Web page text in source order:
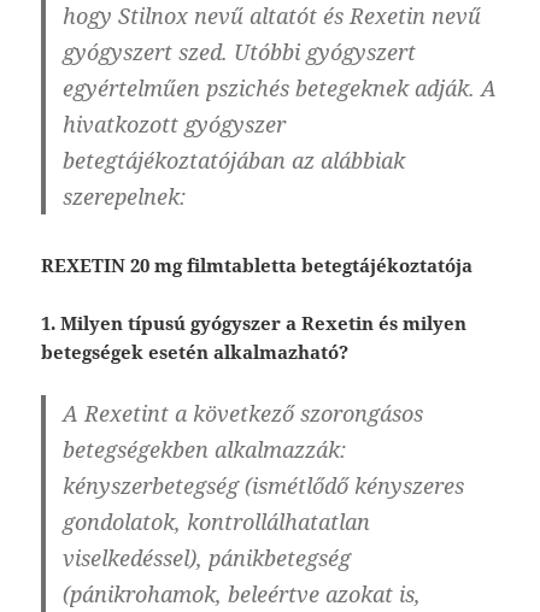
hogy Stilnox nevű altatót és Rexetin nevű
gyógyszert szed. Utóbbi gyógyszert
egyértelműen pszichés betegeknek adják. A
hivatkozott gyógyszer
betegtájékoztatójában az alábbiak
szerepelnek:
REXETIN 20 mg filmtabletta betegtájékoztatója
1. Milyen típusú gyógyszer a Rexetin és milyen
betegségek esetén alkalmazható?
A Rexetint a következő szorongásos
betegségekben alkalmazzák:
kényszerbetegség (ismétlődő kényszeres
gondolatok, kontrollálhatatlan
viselkedéssel), pánikbetegség
(pánikrohamok, beleértve azokat is,